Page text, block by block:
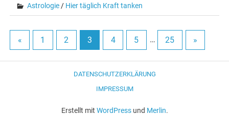
Astrologie / Hier täglich Kraft tanken
« 1 2 3 4 5 … 25 »
DATENSCHUTZERKLÄRUNG
IMPRESSUM
Erstellt mit WordPressund Merlin.